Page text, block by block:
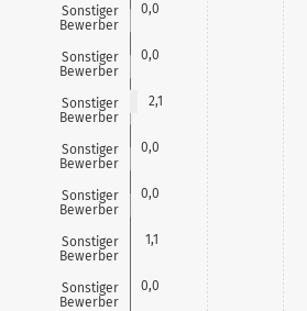
Sonstiger
Bewerber
Sonstiger
Bewerber
Sonstiger
Bewerber
Sonstiger
Bewerber
Sonstiger
Bewerber
Sonstiger
Bewerber
Sonstiger
Bewerber
0,0
0,0
2,1
0,0
0,0
1,1
0,0